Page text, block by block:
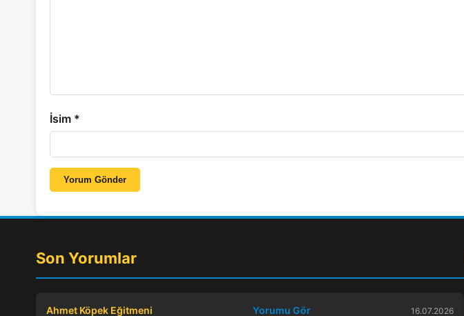
İsim *
Yorum Gönder
Son Yorumlar
Ahmet Köpek Eğitmeni Yorumu Gör 16.07.2026